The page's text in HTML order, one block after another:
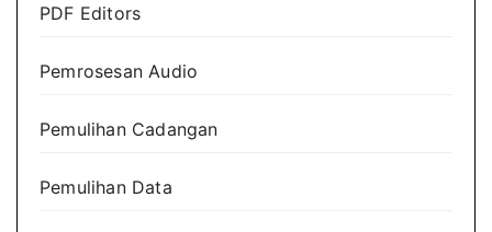
PDF Editors
Pemrosesan Audio
Pemulihan Cadangan
Pemulihan Data